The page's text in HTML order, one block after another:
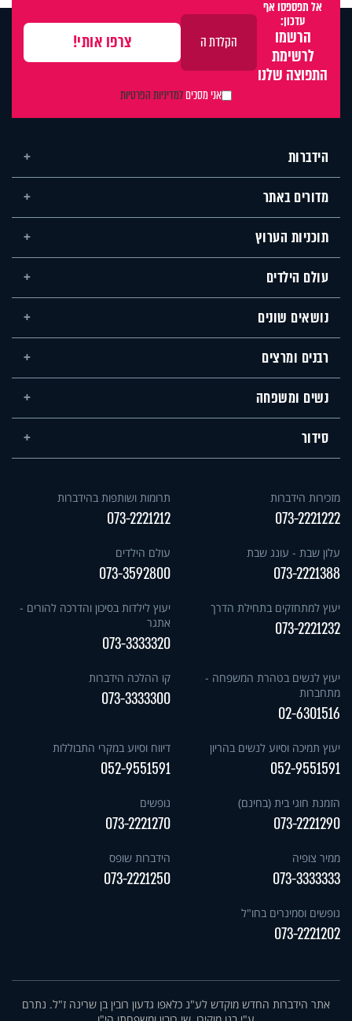
אל תפספסו אף
עדכון:
הרשמו
לרשימת
התפוצה שלנו
אני מסכיםלמדיניות הפרטיות
הידברות
מדורים באתר
תוכניות הערוץ
עולם הילדים
נושאים שונים
רבנים ומרצים
נשים ומשפחה
סידור
מזכירות הידברות
073-2221222
תרומות ושותפות בהידברות
073-2221212
עלון שבת - עונג שבת
073-2221388
עולם הילדים
073-3592800
יעוץ למתחזקים בתחילת הדרך
073-2221232
יעוץ לילדות בסיכון והדרכה להורים -
אתגר
073-3333320
יעוץ לנשים בטהרת המשפחה -
מתחברות
02-6301516
קו ההלכה הידברות
073-3333300
יעוץ תמיכה וסיוע לנשים בהריון
052-9551591
דיווח וסיוע במקרי התבוללות
052-9551591
הזמנת חוגי בית (בחינם)
073-2221290
נופשים
073-2221270
ממיר צופיה
073-3333333
הידברות שופס
073-2221250
נופשים וסמינרים בחו"ל
073-2221202
אתר הידברות החדש מוקדש לע"נ כלאפו גדעון רובין בן שרינה ז"ל. נתרם